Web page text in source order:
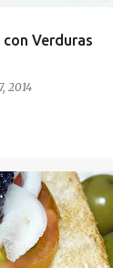
Verduras
2014